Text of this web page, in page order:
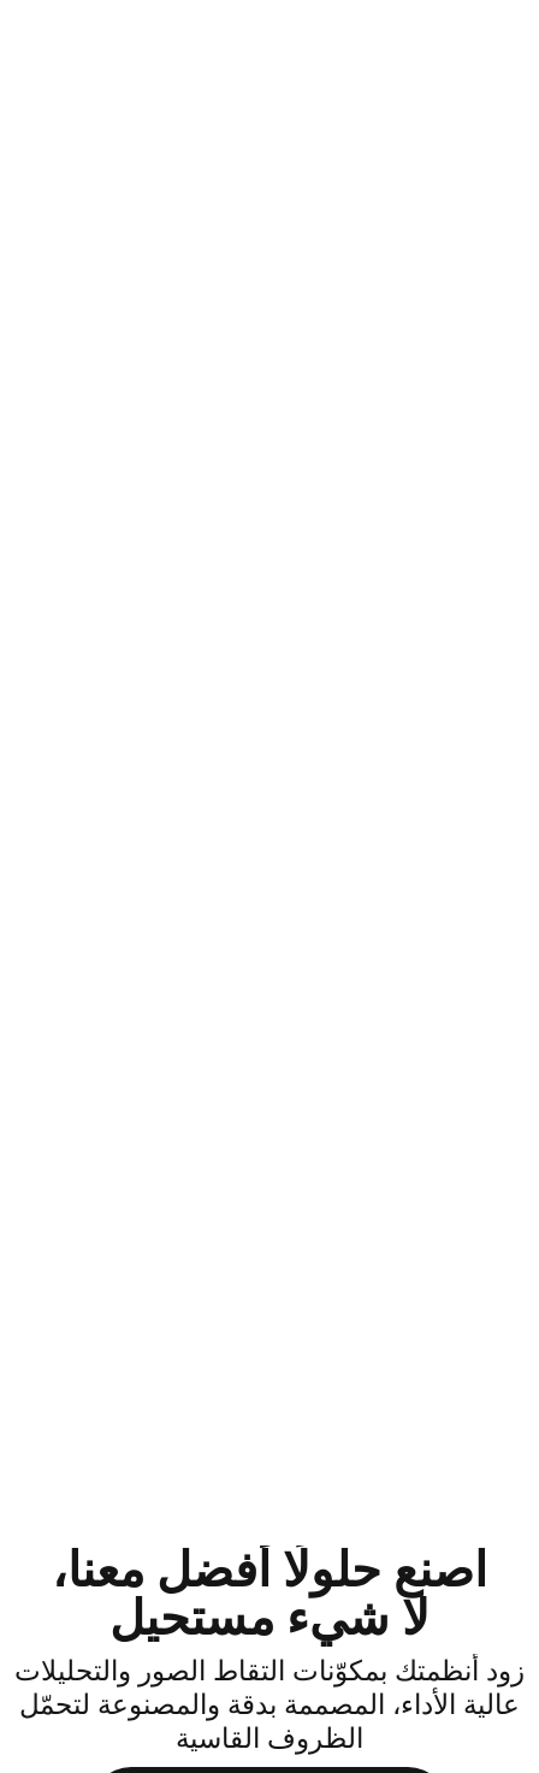
اصنع حلولًا أفضل معنا،
لا شيء مستحيل
أنظمتك بمكوّنات التقاط الصور والتحليلات
الأداء، المصممة بدقة والمصنوعة لتحمّل
الظروف القاسية